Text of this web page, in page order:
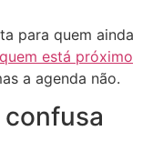
para quem ainda
está próximo
a agenda não.